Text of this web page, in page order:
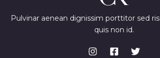
Pulvinar aenean dignissim porttitor sed
quis non id.